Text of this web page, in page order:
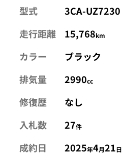
型式
3CA-UZ7230
走行距離
15,768km
カラー
ブラック
排気量
2990cc
修復歴
なし
入札数
27件
成約日 2025年4月21日